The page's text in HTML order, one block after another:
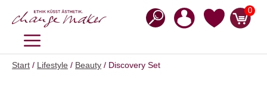
Inhalt
0
MENÜ
Start / Lifestyle / Beauty / Discovery Set